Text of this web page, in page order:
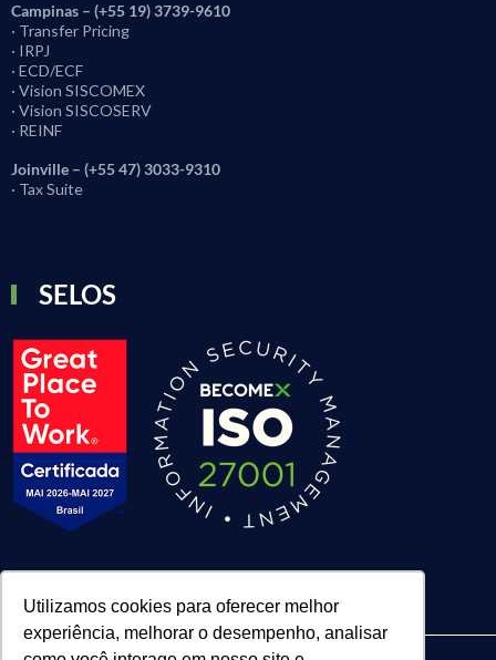
Utilizamos cookies para oferecer melhor
experiência, melhorar o desempenho, analisar
Campinas – (+55 19) 3739-9610
· Transfer Pricing
· IRPJ
· ECD/ECF
· Vision SISCOMEX
· Vision SISCOSERV
· REINF
Joinville – (+55 47) 3033-9310
· Tax Suite
SELOS